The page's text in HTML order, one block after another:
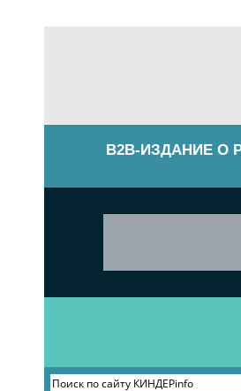
B2B-ИЗДАНИЕ О